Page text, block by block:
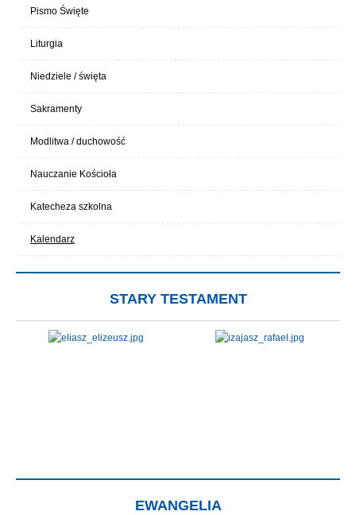
Pismo Święte
Liturgia
Niedziele / święta
Sakramenty
Modlitwa / duchowość
Nauczanie Kościoła
Katecheza szkolna
Kalendarz
STARY TESTAMENT
EWANGELIA